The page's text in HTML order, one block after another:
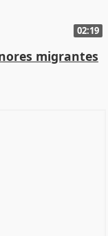
02:19
migrantes